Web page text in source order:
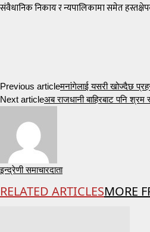
संवैधानिक निकाय र न्यपालिकामा समेत
Previous articleमनांगेलाई यसरी खोज्दैछ
Next articleअब राजधानी बाहिरबाट पनि श्रम
इन्द्रेणी समाचारदाता
RELATED ARTICLESMORE